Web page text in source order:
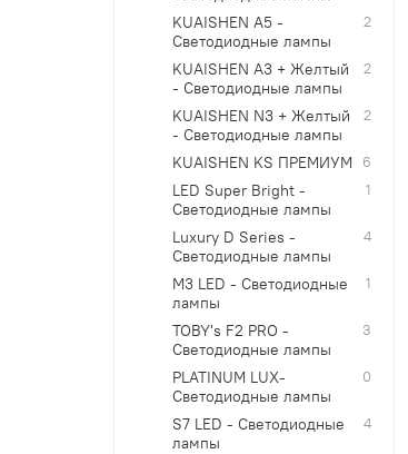
KUAISHEN A5 -
Светодиодные лампы
2
KUAISHEN A3 + Желтый
- Светодиодные лампы
2
KUAISHEN N3 + Желтый
- Светодиодные лампы
2
KUAISHEN KS ПРЕМИУМ 6
LED Super Bright -
Светодиодные лампы
1
Luxury D Series -
Светодиодные лампы
4
M3 LED - Светодиодные
лампы
1
TOBY's F2 PRO -
Светодиодные лампы
3
PLATINUM LUX-
Светодиодные лампы
0
S7 LED - Светодиодные
лампы
4